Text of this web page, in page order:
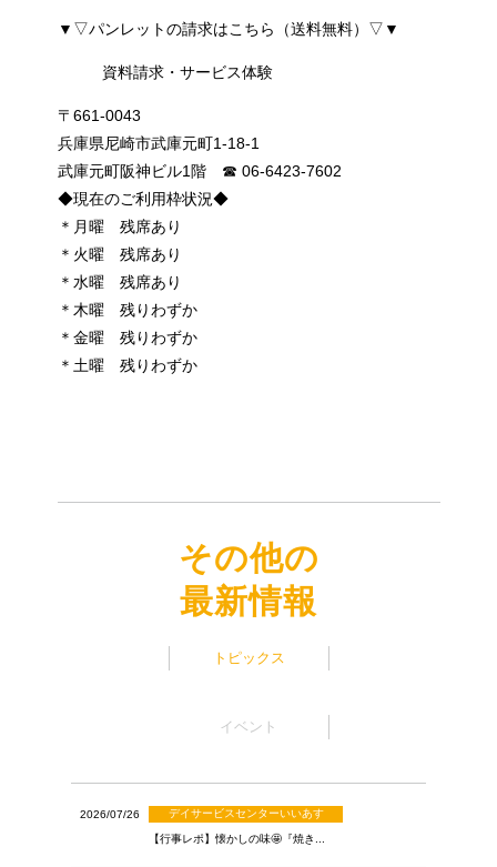
▼▽パンレットの請求はこちら（送料無料）▽▼
資料請求・サービス体験
〒661-0043
兵庫県尼崎市武庫元町1-18-1
武庫元町阪神ビル1階 ☎︎ 06-6423-7602
◆現在のご利用枠状況◆
＊月曜 残席あり
＊火曜 残席あり
＊水曜 残席あり
＊木曜 残りわずか
＊金曜 残りわずか
＊土曜 残りわずか
その他の
最新情報
トピックス
2026/07/26 デイサービスセンターいいあす
【行事レポ】懐かしの味🤩『焼き...
イベント